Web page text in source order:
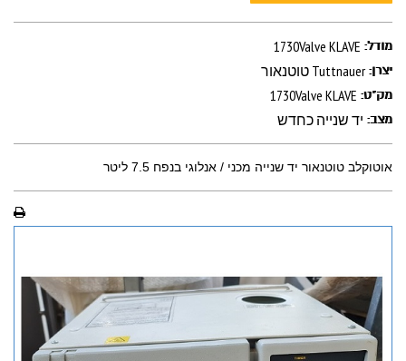
מודל: 1730Valve KLAVE
יצרן: טוטנאור Tuttnauer
מק"ט: 1730Valve KLAVE
מצב: יד שנייה כחדש
אוטוקלב טוטנאור יד שנייה מכני / אנלוגי בנפח 7.5 ליטר